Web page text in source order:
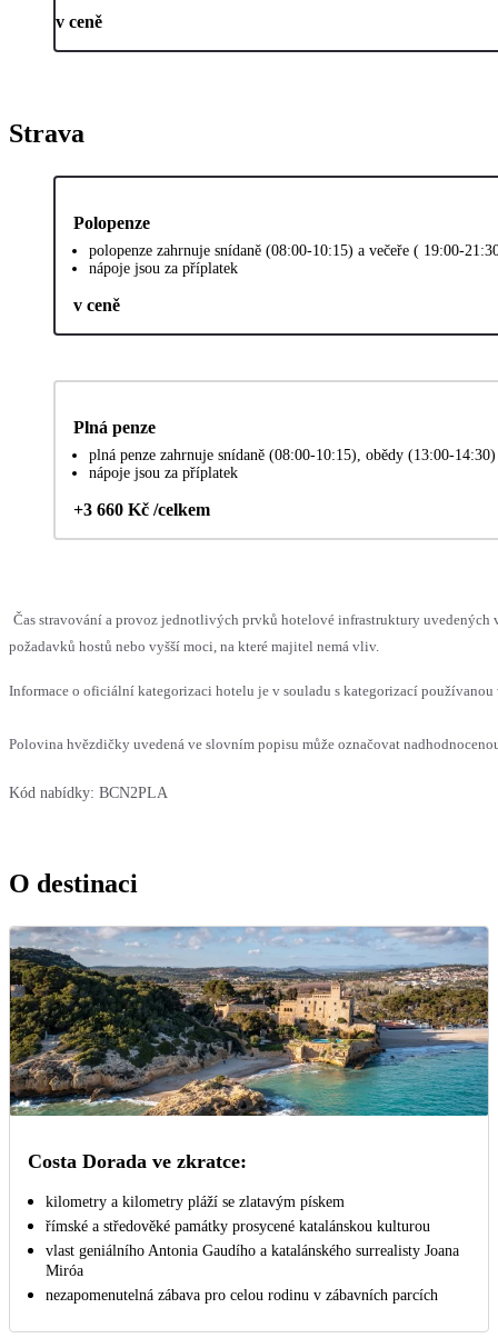
v ceně
Strava
Polopenze
polopenze zahrnuje snídaně (08:00-10:15) a večeře ( 19:00-
nápoje jsou za příplatek
v ceně
Plná penze
plná penze zahrnuje snídaně (08:00-10:15), obědy (13:00-
nápoje jsou za příplatek
+3 660 Kč /celkem
Čas stravování a provoz jednotlivých prvků hotelové infrastruktury uvedených
požadavků hostů nebo vyšší moci, na které majitel nemá vliv.
Informace o oficiální kategorizaci hotelu je v souladu s kategorizací
Polovina hvězdičky uvedená ve slovním popisu může označovat
Kód nabídky: BCN2PLA
O destinaci
Costa Dorada ve zkratce:
kilometry a kilometry pláží se zlatavým pískem
římské a středověké památky prosycené katalánskou kulturou
vlast geniálního Antonia Gaudího a katalánského surrealisty Joana
Miróa
nezapomenutelná zábava pro celou rodinu v zábavních parcích